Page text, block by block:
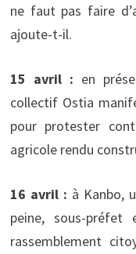
ne faut pas faire
ajoute-t-il.
15 avril : en
collectif Ostia
pour protester
agricole rendu
16 avril : à Kanbo,
peine, sous-
rassemblement